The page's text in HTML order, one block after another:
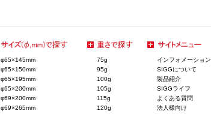
φ65×145mm
φ65×150mm
φ65×195mm
φ65×200mm
φ69×200mm
φ69×265mm
75g
95g
100g
105g
115g
120g
インフォメーション
SIGGについて
製品紹介
SIGGライフ
よくある質問
法人様向け